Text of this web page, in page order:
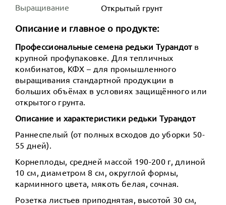
Выращивание
Открытый грунт
Описание и главное о продукте:
Профессиональные семена редьки Турандотв
крупной профупаковке. Для тепличных
комбинатов, КФХ – для промышленного
выращивания стандартной продукции в
больших объёмах в условиях защищённого или
открытого грунта.
Описание и характеристики редьки Турандот
Раннеспелый (от полных всходов до уборки 50-
55 дней).
Корнеплоды, средней массой 190-200 г, длиной
10 см, диаметром 8 см, округлой формы,
карминного цвета, мякоть белая, сочная.
Розетка листьев приподнятая, высотой 30 см,